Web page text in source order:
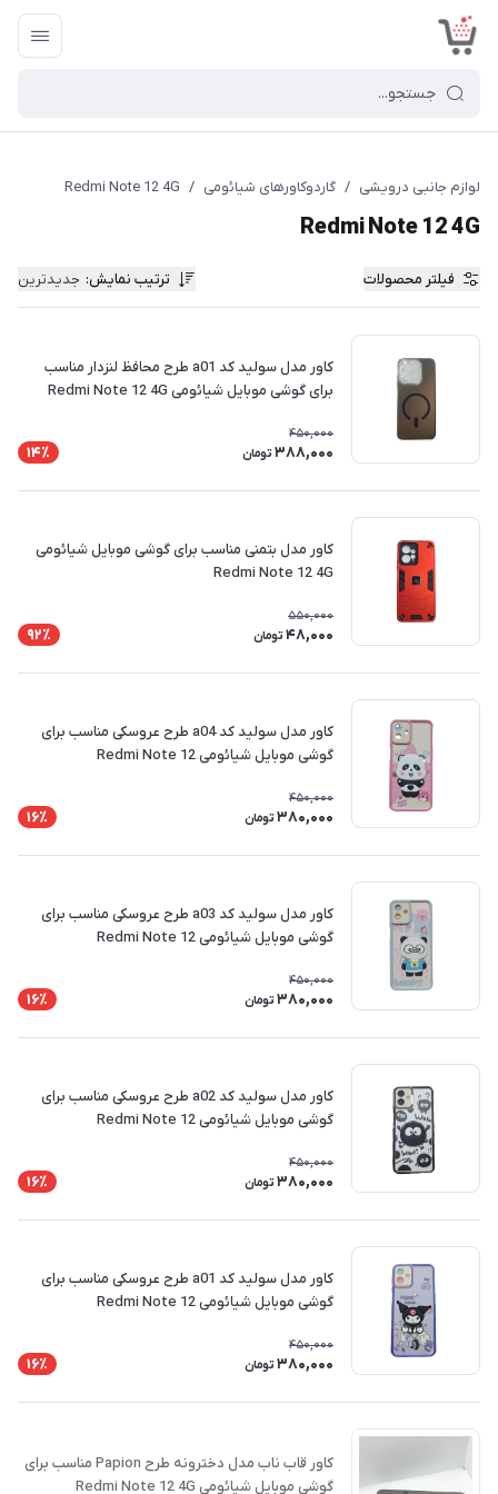
لوازم جانبی درویشی / گاردوکاورهای شیائومی /
Redmi Note 12 4G
Redmi Note 12 4G
فیلتر محصولات ترتیب نمایش: جدیدترین
کاور مدل سولید کد a01 طرح محافظ لنزدار مناسب
برای گوشی موبایل شیائومی Redmi Note 12 4G
450,000
388,000 تومان 14٪
کاور مدل بتمنی مناسب برای گوشی موبایل شیائومی
Redmi Note 12 4G
550,000
48,000 تومان 92٪
کاور مدل سولید کد a04 طرح عروسکی مناسب برای
گوشی موبایل شیائومی Redmi Note 12
450,000
380,000 تومان 16٪
کاور مدل سولید کد a03 طرح عروسکی مناسب برای
گوشی موبایل شیائومی Redmi Note 12
450,000
380,000 تومان 16٪
کاور مدل سولید کد a02 طرح عروسکی مناسب برای
گوشی موبایل شیائومی Redmi Note 12
450,000
380,000 تومان 16٪
کاور مدل سولید کد a01 طرح عروسکی مناسب برای
گوشی موبایل شیائومی Redmi Note 12
450,000
380,000 تومان 16٪
کاور قاب ناب مدل دخترونه طرح Papion مناسب برای
گوشی موبایل شیائومی Redmi Note 12 4G